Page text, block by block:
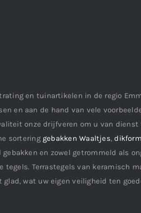
en tuinartikelen in de regio
en aan de hand van vele
onze drijfveren om u van
sortering gebakken Waaltjes,
en zowel getrommeld als
Terrastegels van keramisch
wat uw eigen veiligheid ten